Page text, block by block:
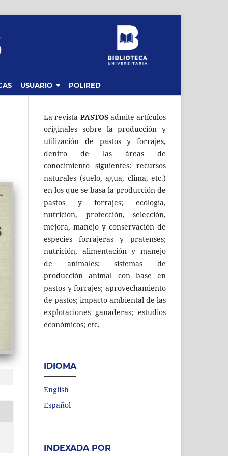
USUARIO POLIRED
La revista PASTOSadmite artículos
originales sobre la producción y
utilización de pastos y forrajes,
dentro de las áreas de
conocimiento siguientes: recursos
naturales (suelo, agua, clima, etc.)
en los que se basa la producción de
pastos y forrajes; ecología,
nutrición, protección, selección,
mejora, manejo y conservación de
especies forrajeras y pratenses;
nutrición, alimentación y manejo
de animales; sistemas de
producción animal con base en
pastos y forrajes; aprovechamiento
de pastos; impacto ambiental de las
explotaciones ganaderas; estudios
económicos; etc.
IDIOMA
English
Español
INDEXADA POR